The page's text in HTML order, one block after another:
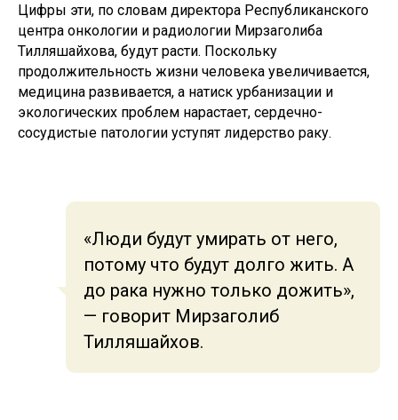
Цифры эти, по словам директора Республиканского
центра онкологии и радиологии Мирзаголиба
Тилляшайхова, будут расти. Поскольку
продолжительность жизни человека увеличивается,
медицина развивается, а натиск урбанизации и
экологических проблем нарастает, сердечно-
сосудистые патологии уступят лидерство раку.
«Люди будут умирать от него,
потому что будут долго жить. А
до рака нужно только дожить»,
— говорит Мирзаголиб
Тилляшайхов.